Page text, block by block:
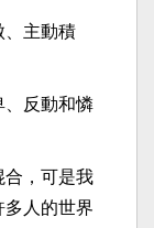
、主動積
、反動和憐
合，可是我
人的世界